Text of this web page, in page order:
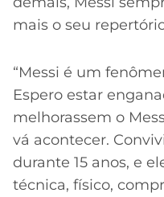
mais o seu
“Messi é um
Espero estar
melhorassem o
vá acontecer.
durante 15 anos, e
técnica, físico,